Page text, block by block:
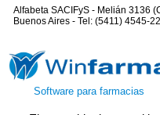
Alfabeta SACIFyS - Melián 3136
Buenos Aires - Tel: (5411) 4545-
Software para farmacias